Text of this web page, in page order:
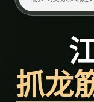
抓龙